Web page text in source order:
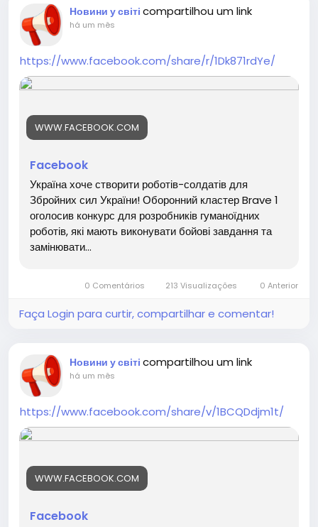
Новини у світі compartilhou um link
há um mês
https://www.facebook.com/share/r/1Dk871rdYe/
WWW.FACEBOOK.COM
Facebook
Україна хоче створити роботів-солдатів для
Збройних сил України! Оборонний кластер Brave 1
оголосив конкурс для розробників гуманоїдних
роботів, які мають виконувати бойові завдання та
замінювати...
0 Comentários 213 Visualizações 0 Anterior
Faça Login para curtir, compartilhar e comentar!
Новини у світі compartilhou um link
há um mês
https://www.facebook.com/share/v/1BCQDdjm1t/
WWW.FACEBOOK.COM
Facebook